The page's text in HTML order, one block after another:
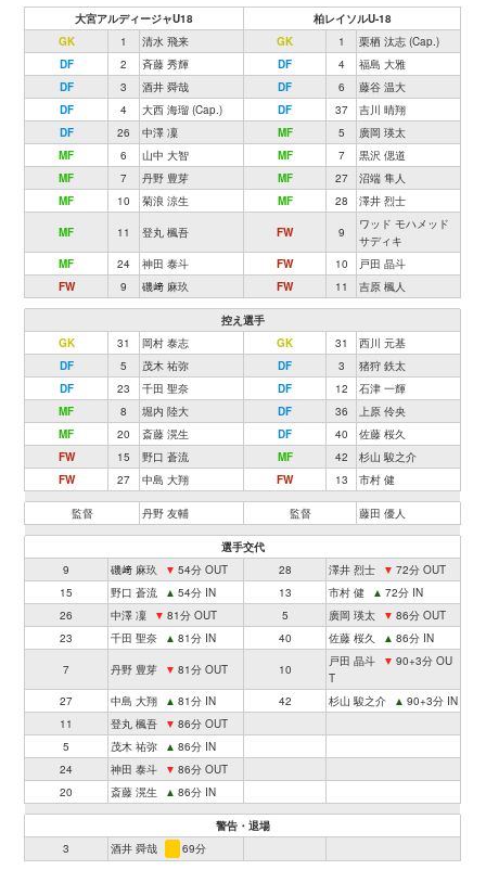
大宮アルディージャU18
柏レイソルU-18
GK
1 清水 飛来 GK 1
栗栖 汰志 (Cap.)
DF
2 斉藤 秀輝 DF 4
福島 大雅
DF
3 酒井 舜哉 DF 6
藤谷 温大
DF
4 大西 海瑠 (Cap.) DF 37
吉川 晴翔
DF
26 中澤 凜 MF 5
廣岡 瑛太
MF
6 山中 大智 MF 7
黒沢 偲道
MF
7 丹野 豊芽 MF 27
沼端 隼人
MF
10 菊浪 涼生 MF 28 澤井 烈士
MF 11 登丸 楓吾 FW 9
ワッド モハメッド
サディキ
MF
24 神田 泰斗 FW 10
戸田 晶斗
FW
9 磯﨑 麻玖 FW 11 吉原 楓人
控え選手
GK
31 岡村 泰志 GK 31
西川 元基
DF
5 茂木 祐弥 DF 3
猪狩 鉄太
DF
23 千田 聖奈 DF 12
石津 一輝
MF
8 堀内 陸大 DF 36
上原 伶央
MF
20 斎藤 滉生 DF 40
佐藤 桜久
FW
15 野口 蒼流 MF 42
杉山 駿之介
FW
27 中島 大翔 FW 13 市村 健
監督 丹野 友輔 監督 藤田 優人
選手交代
9
磯﨑 麻玖 ▼ 54分 OUT 28 澤井 烈士 ▼ 72分 OUT
15
野口 蒼流 ▲ 54分 IN 13 市村 健 ▲ 72分 IN
26
中澤 凜 ▼ 81分 OUT 5 廣岡 瑛太 ▼ 86分 OUT
23
千田 聖奈 ▲ 81分 IN 40 佐藤 桜久 ▲ 86分 IN
7 丹野 豊芽 ▼ 81分 OUT 10
戸田 晶斗 ▼ 90+3分 OU
T
27
中島 大翔 ▲ 81分 IN 42 杉山 駿之介 ▲ 90+3分 IN
11
登丸 楓吾 ▼ 86分 OUT
5
茂木 祐弥 ▲ 86分 IN
24
神田 泰斗 ▼ 86分 OUT
20
斎藤 滉生 ▲ 86分 IN
警告・退場
3
酒井 舜哉 69分